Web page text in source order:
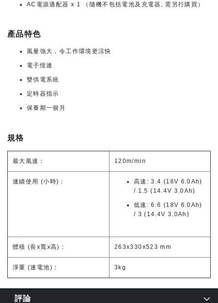
AC電源適配器 x 1 （隨機不包括電池及充電器, 需另行購買）
產品特色
風量強大，令工作環境更涼快
電子恆速
雙供電系統
定時器指示
保養期一個月
規格
最大風速： 120m/min
連續使用 (小時)：
高速: 3.4 (18V 6.0Ah)
/ 1.5 (14.4V 3.0Ah)
低速: 6.6 (18V 6.0Ah)
/ 3 (14.4V 3.0Ah)
體積 (長x寬x高)： 263x330x523 mm
淨重 (連電池)： 3kg
評論